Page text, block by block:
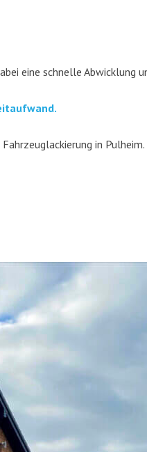
eine schnel­le Abwick­lung
in